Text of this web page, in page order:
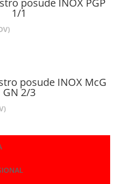
1/1
€
posude INOX McG
GN 2/3